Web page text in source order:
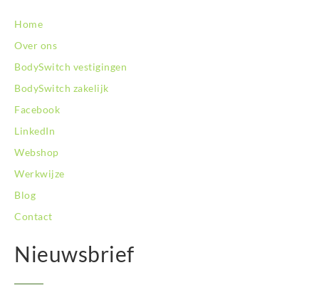
Home
Over ons
BodySwitch vestigingen
BodySwitch zakelijk
Facebook
LinkedIn
Webshop
Werkwijze
Blog
Contact
Nieuwsbrief